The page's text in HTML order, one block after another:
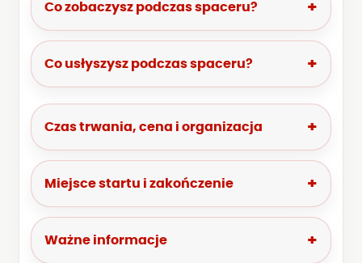
Co zobaczysz podczas spaceru?
Co usłyszysz podczas spaceru?
Czas trwania, cena i organizacja
Miejsce startu i zakończenie
Ważne informacje